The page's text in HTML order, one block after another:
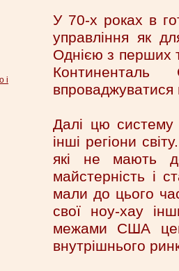
і
У 70-х роках в
управління як
Однією з перших
впроваджуватися
Далі цю систему
інші регіони
які не мають
майстерність і
мали до цього
свої ноу-хау
межами США
внутрішнього